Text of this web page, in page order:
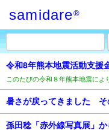
samidare®
令和8年熊本地震活動支援
孫田稔「赤外線写真展」